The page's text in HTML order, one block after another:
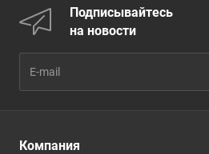
Подписывайтесь
на новости
Компания